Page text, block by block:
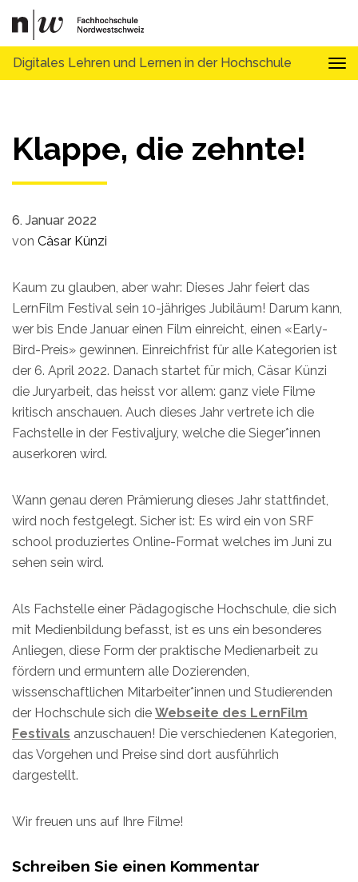
Digitales Lehren und Lernen in der Hochschule
Klappe, die zehnte!
6. Januar 2022
von Cäsar Künzi
Kaum zu glauben, aber wahr: Dieses Jahr feiert das
LernFilm Festival sein 10-jähriges Jubiläum! Darum kann,
wer bis Ende Januar einen Film einreicht, einen «Early-
Bird-Preis» gewinnen. Einreichfrist für alle Kategorien ist
der 6. April 2022. Danach startet für mich, Cäsar Künzi
die Juryarbeit, das heisst vor allem: ganz viele Filme
kritisch anschauen. Auch dieses Jahr vertrete ich die
Fachstelle in der Festivaljury, welche die Sieger*innen
auserkoren wird.
Wann genau deren Prämierung dieses Jahr stattfindet,
wird noch festgelegt. Sicher ist: Es wird ein von SRF
school produziertes Online-Format welches im Juni zu
sehen sein wird.
Als Fachstelle einer Pädagogische Hochschule, die sich
mit Medienbildung befasst, ist es uns ein besonderes
Anliegen, diese Form der praktische Medienarbeit zu
fördern und ermuntern alle Dozierenden,
wissenschaftlichen Mitarbeiter*innen und Studierenden
der Hochschule sich die Webseite des LernFilm
Festivals anzuschauen! Die verschiedenen Kategorien,
das Vorgehen und Preise sind dort ausführlich
dargestellt.
Wir freuen uns auf Ihre Filme!
Schreiben Sie einen Kommentar